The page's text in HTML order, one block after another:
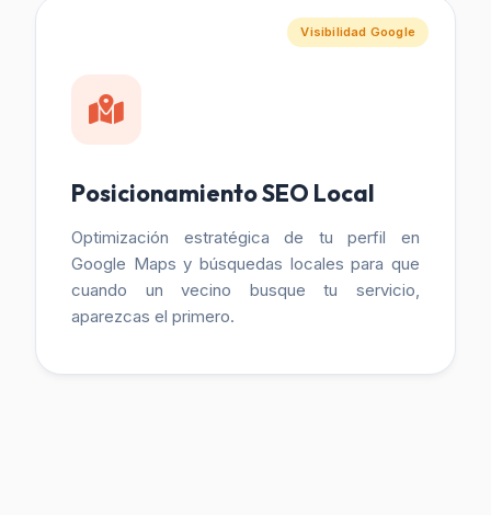
Visibilidad Google
Posicionamiento SEO Local
Optimización estratégica de tu perfil en
Google Maps y búsquedas locales para que
cuando un vecino busque tu servicio,
aparezcas el primero.